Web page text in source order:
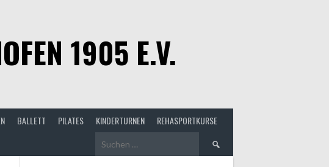
1905 E.V.
BALLETT PILATES KINDERTURNEN
REHASPORTKURSE
Suchen